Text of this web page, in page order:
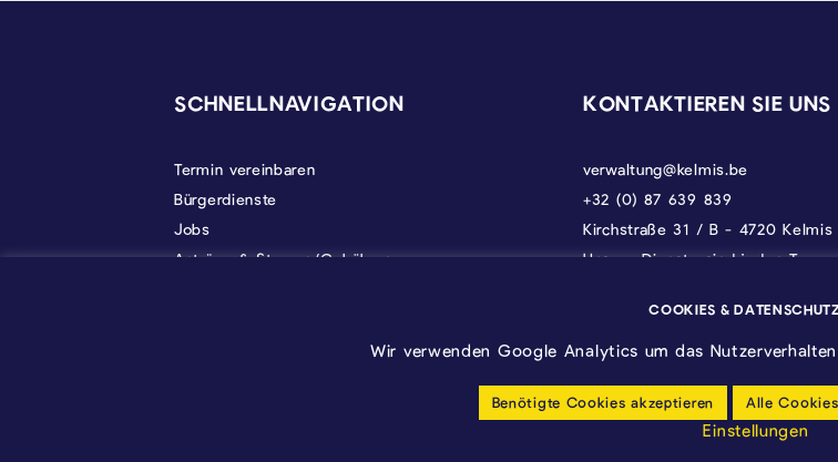
SCHNELLNAVIGATION
Termin vereinbaren
Bürgerdienste
Jobs
Anträge & Steuern/Gebühren
KONTAKTIEREN SIE UNS
verwaltung@kelmis.be
+32 (0) 87 639 839
Kirchstraße 31 / B - 4720 Kelmis
Unsere Dienste sind jeden Tag
COOKIES & DATENSCHUTZ
Wir verwenden Google Analytics um das
Benötigte Cookies akzeptieren Alle
Einstellungen